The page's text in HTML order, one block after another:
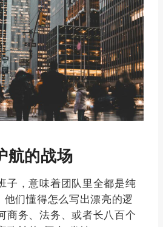
航的战场
子，意味着团队里全都是纯
他们懂得怎么写出漂亮的逻
商务、法务、或者长八百个